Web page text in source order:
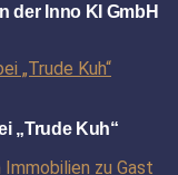
der Inno KI GmbH
„Trude Kuh“